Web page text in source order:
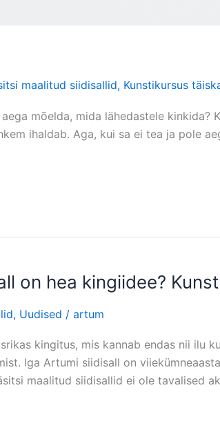
maalitud siidisallid, Kunstikursus
mõelda, mida lähedastele
ihaldab. Aga, kui sa ei tea ja pole
on hea kingiidee?
, Uudised / artum
kingitus, mis kannab endas nii ilu
Iga Artumi siidisall on
maalitud siidisallid ei ole tavalised